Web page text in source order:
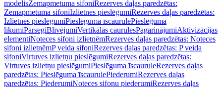
modelisZemapmetuma sifoniRezerves daļas paredzētas:
Zemapmetuma sifoniIzlietnes pieslēgumiRezerves daļas paredzētas:
Izlietnes pieslēgumiPieslēguma īscaurulePieslēguma
līkumiPārsegiBlīvējumiVertikālās caurulesPagarinājumiAktivizācijas
elementiNoteces sifoni izlietnēmRezerves daļas paredzētas: Noteces
sifoni izlietnēmP veida sifoniRezerves daļas paredzētas: P veida
sifoniVirtuves izlietņu pieslēgumiRezerves daļas paredzētas:
Virtuves izlietņu pieslēgumiPieslēguma īscauruleRezerves daļas
paredzētas: Pieslēguma īscaurulePiederumiRezerves daļas
paredzētas: PiederumiNoteces sifonu piederumiRezerves daļas